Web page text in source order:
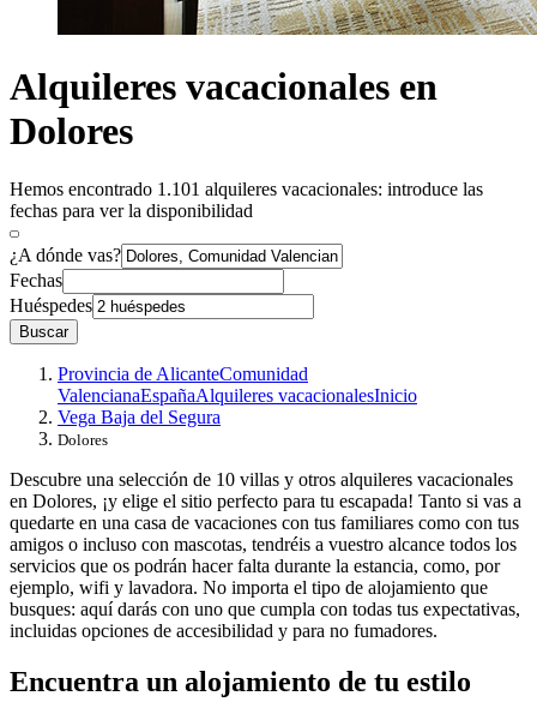
Alquileres vacacionales en
Dolores
Hemos encontrado 1.101 alquileres vacacionales: introduce las
fechas para ver la disponibilidad
¿A dónde vas?
Fechas
Huéspedes
Buscar
Provincia de AlicanteComunidad
ValencianaEspañaAlquileres vacacionalesInicio
Vega Baja del Segura
Dolores
Descubre una selección de 10 villas y otros alquileres vacacionales
en Dolores, ¡y elige el sitio perfecto para tu escapada! Tanto si vas a
quedarte en una casa de vacaciones con tus familiares como con tus
amigos o incluso con mascotas, tendréis a vuestro alcance todos los
servicios que os podrán hacer falta durante la estancia, como, por
ejemplo, wifi y lavadora. No importa el tipo de alojamiento que
busques: aquí darás con uno que cumpla con todas tus expectativas,
incluidas opciones de accesibilidad y para no fumadores.
Encuentra un alojamiento de tu estilo